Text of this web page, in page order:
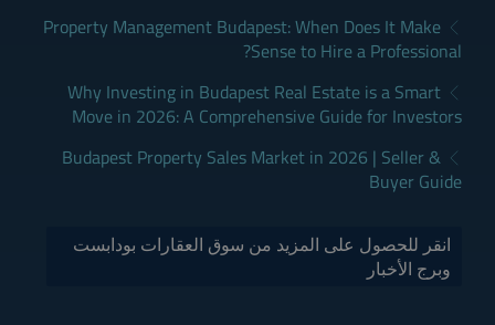
Property Management Budapest: When Does It Make
Sense to Hire a Professional?
Why Investing in Budapest Real Estate is a Smart
Move in 2026: A Comprehensive Guide for Investors
Budapest Property Sales Market in 2026 | Seller &
Buyer Guide
انقر للحصول على المزيد من سوق العقارات بودابست
وبرج الأخبار